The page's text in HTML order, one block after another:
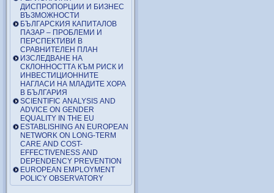
ДИСПРОПОРЦИИ И БИЗНЕС
ВЪЗМОЖНОСТИ
БЪЛГАРСКИЯ КАПИТАЛОВ
ПАЗАР – ПРОБЛЕМИ И
ПЕРСПЕКТИВИ В
СРАВНИТЕЛЕН ПЛАН
ИЗСЛЕДВАНЕ НА
СКЛОННОСТТА КЪМ РИСК И
ИНВЕСТИЦИОННИТЕ
НАГЛАСИ НА МЛАДИТЕ ХОРА
В БЪЛГАРИЯ
SCIENTIFIC ANALYSIS AND
ADVICE ON GENDER
EQUALITY IN THE EU
ESTABLISHING AN EUROPEAN
NETWORK ON LONG-TERM
CARE AND COST-
EFFECTIVENESS AND
DEPENDENCY PREVENTION
EUROPEAN EMPLOYMENT
POLICY OBSERVATORY